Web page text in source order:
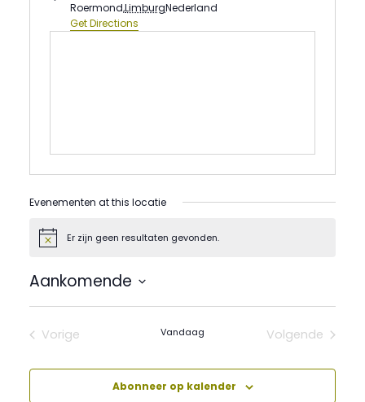
Roermond,LimburgNederland
Get Directions
Evenementen at this locatie
BerichtEr zijn geen resultaten gevonden.
Aankomende
datum.
Vorige
Vandaag
Volgende
Abonneer op kalender